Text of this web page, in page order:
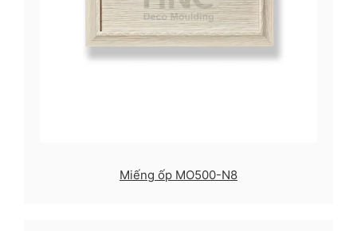
Miếng ốp MO500-N8